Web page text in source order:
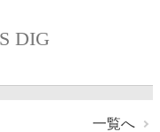
DIG
一覧へ